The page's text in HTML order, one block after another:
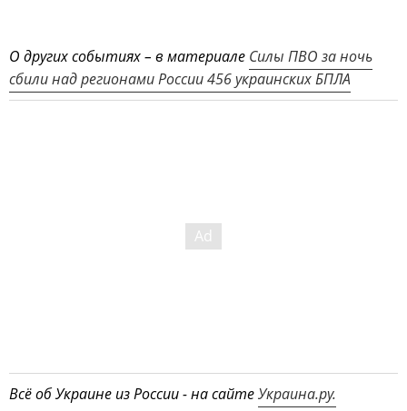
О других событиях – в материале Силы ПВО за ночь
сбили над регионами России 456 украинских БПЛА
Всё об Украине из России - на сайтеУкраина.ру.